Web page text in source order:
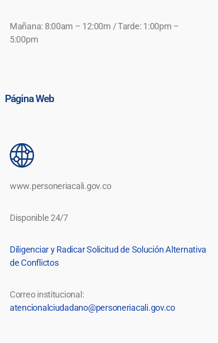
Mañana: 8:00am – 12:00m / Tarde: 1:00pm –
5:00pm
Página Web
www.personeriacali.gov.co
Disponible 24/7
Diligenciar y Radicar Solicitud de Solución Alternativa
de Conflictos
Correo institucional:
atencionalciudadano@personeriacali.gov.co